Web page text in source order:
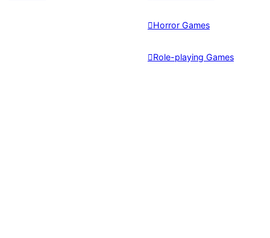
Horror Games
Role-playing Games